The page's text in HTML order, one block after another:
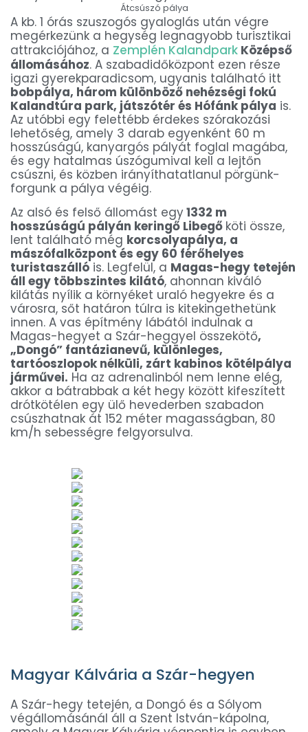
Átcsúszó pálya
A kb. 1 órás szuszogós gyaloglás után végre
megérkezünk a hegység legnagyobb turisztikai
attrakciójához, a Zemplén Kalandpark Középső
állomásához. A szabadidőközpont ezen része
igazi gyerekparadicsom, ugyanis található itt
bobpálya, három különböző nehézségi fokú
Kalandtúra park, játszótér és Hófánk pálya is.
Az utóbbi egy felettébb érdekes szórakozási
lehetőség, amely 3 darab egyenként 60 m
hosszúságú, kanyargós pályát foglal magába,
és egy hatalmas úszógumival kell a lejtőn
csúszni, és közben irányíthatatlanul pörgünk-
forgunk a pálya végéig.
Az alsó és felső állomást egy1332 m
hosszúságú pályán keringő Libegő köti össze,
lent található még korcsolyapálya, a
mászófalközpont és egy 60 férőhelyes
turistaszálló is. Legfelül, a Magas-hegy tetején
áll egy többszintes kilátó, ahonnan kiváló
kilátás nyílik a környéket uraló hegyekre és a
városra, sőt határon túlra is kitekingethetünk
innen. A vas építmény lábától indulnak a
Magas-hegyet a Szár-heggyel összekötő,
„Dongó” fantázianevű, különleges,
tartóoszlopok nélküli, zárt kabinos kötélpálya
járművei. Ha az adrenalinból nem lenne elég,
akkor a bátrabbak a két hegy között kifeszített
drótkötélen egy ülő hevederben szabadon
csúszhatnak át 152 méter magasságban, 80
km/h sebességre felgyorsulva.
Magyar Kálvária a Szár-hegyen
A Szár-hegy tetején, a Dongó és a Sólyom
végállomásánál áll a Szent István-kápolna,